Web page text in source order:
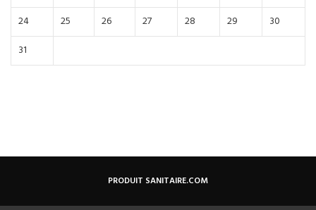
24
25 26 27 28 29
30
31
PRODUIT SANITAIRE.COM